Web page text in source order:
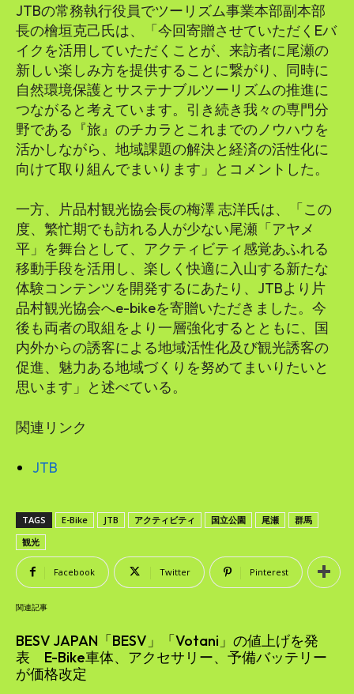
JTBの常務執行役員でツーリズム事業本部副本部
長の檜垣克己氏は、「今回寄贈させていただくEバ
イクを活用していただくことが、来訪者に尾瀬の
新しい楽しみ方を提供することに繋がり、同時に
自然環境保護とサステナブルツーリズムの推進に
つながると考えています。引き続き我々の専門分
野である『旅』のチカラとこれまでのノウハウを
活かしながら、地域課題の解決と経済の活性化に
向けて取り組んでまいります」とコメントした。
一方、片品村観光協会長の梅澤 志洋氏は、「この
度、繁忙期でも訪れる人が少ない尾瀬「アヤメ
平」を舞台として、アクティビティ感覚あふれる
移動手段を活用し、楽しく快適に入山する新たな
体験コンテンツを開発するにあたり、JTBより片
品村観光協会へe-bikeを寄贈いただきました。今
後も両者の取組をより一層強化するとともに、国
内外からの誘客による地域活性化及び観光誘客の
促進、魅力ある地域づくりを努めてまいりたいと
思います」と述べている。
関連リンク
JTB
TAGS E-Bike JTB アクティビティ 国立公園 尾瀬
群馬
観光
Facebook Twitter Pinterest
関連記事
BESV JAPAN「BESV」「Votani」の値上げを発
表 E-Bike車体、アクセサリー、予備バッテリー
が価格改定